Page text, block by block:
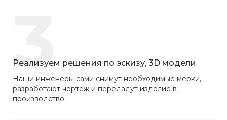
3
Реализуем решения по эскизу, 3D модели
Наши инженеры сами снимут необходимые мерки,
разработают чертёж и передадут изделие в
производство.